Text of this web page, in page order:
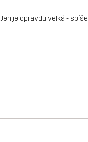
je opravdu velká -